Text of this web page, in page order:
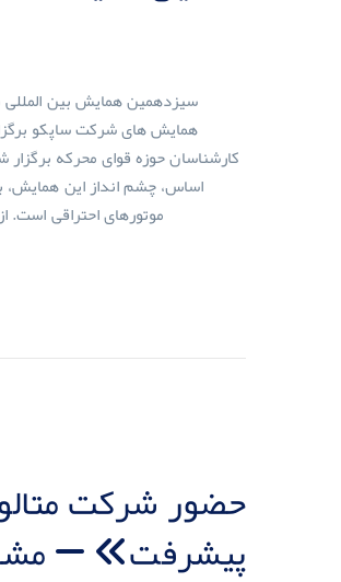
سیزدهمین همایش بین المللی
همایش های شرکت ساپکو
کارشناسان حوزه قوای محرکه
اساس، چشم انداز این همایش،
موتورهای احتراقی است.
حضور شرکت
پیشرفت» – مشهد